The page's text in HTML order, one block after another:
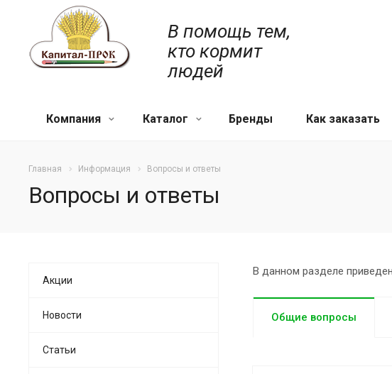
В помощь тем,
кто кормит
людей
Компания Каталог Бренды Как заказать
Главная Информация Вопросы и ответы
Вопросы и ответы
В данном разделе
Общие вопросы
Акции
Новости
Статьи